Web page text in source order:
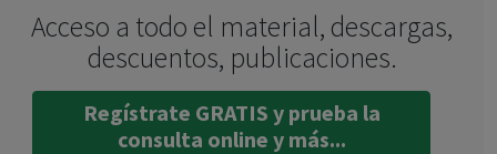
Acceso a todo el material, descargas,
descuentos, publicaciones.
Regístrate GRATIS y prueba la
consulta online y más...